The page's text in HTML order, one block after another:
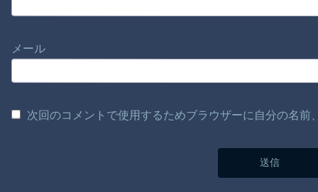
メール
次回のコメントで使用するためブラウザーに自分の名